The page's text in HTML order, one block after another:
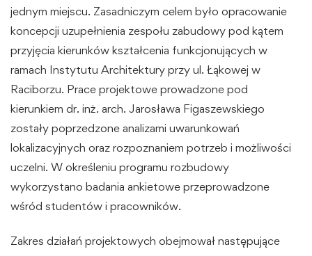
jednym miejscu. Zasadniczym celem było opracowanie
koncepcji uzupełnienia zespołu zabudowy pod kątem
przyjęcia kierunków kształcenia funkcjonujących w
ramach Instytutu Architektury przy ul. Łąkowej w
Raciborzu. Prace projektowe prowadzone pod
kierunkiem dr. inż. arch. Jarosława Figaszewskiego
zostały poprzedzone analizami uwarunkowań
lokalizacyjnych oraz rozpoznaniem potrzeb i możliwości
uczelni. W określeniu programu rozbudowy
wykorzystano badania ankietowe przeprowadzone
wśród studentów i pracowników.
Zakres działań projektowych obejmował następujące